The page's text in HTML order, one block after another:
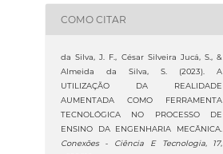
COMO CITAR
da Silva, J. F., César Silveira Jucá, S., &
Almeida da Silva, S. (2023). A
UTILIZAÇÃO DA REALIDADE
AUMENTADA COMO FERRAMENTA
TECNOLÓGICA NO PROCESSO DE
ENSINO DA ENGENHARIA MECÂNICA.
Conexões - Ciência E Tecnologia, 17,